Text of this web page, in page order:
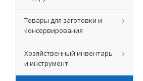
Товары для заготовки и
консервирования
Хозяйственный инвентарь
и инструмент